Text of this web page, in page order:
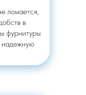
ломается,
в
фурнитуры
надежную